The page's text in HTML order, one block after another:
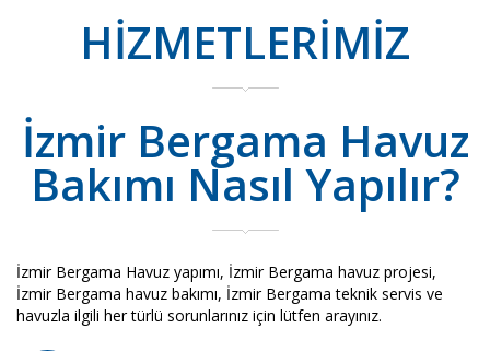
HİZMETLERİMİZ
İzmir Bergama Havuz
Bakımı Nasıl Yapılır?
İzmir Bergama Havuz yapımı, İzmir Bergama havuz projesi,
İzmir Bergama havuz bakımı, İzmir Bergama teknik servis ve
havuzla ilgili her türlü sorunlarınız için lütfen arayınız.